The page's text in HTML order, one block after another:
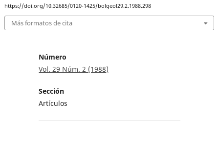
https://doi.org/10.32685/0120-1425/bolgeol29.2.1988.298
Más formatos de cita
Número
Vol. 29 Núm. 2 (1988)
Sección
Artículos